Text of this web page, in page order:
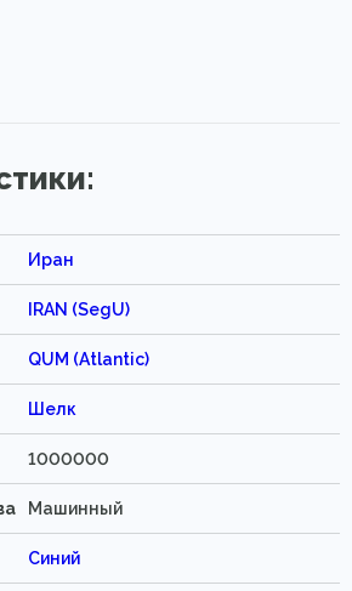
Иран
IRAN (SegU)
QUM (Atlantic)
Шелк
1000000
Машинный
Синий